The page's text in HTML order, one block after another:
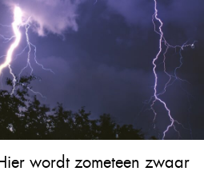
wordt zometeen zwaar